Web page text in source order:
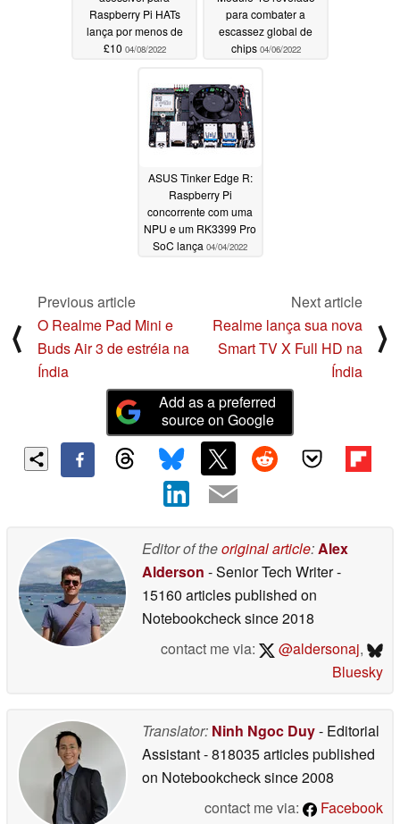
Raspberry Pi HATs
lança por menos de
£10 04/08/2022
para combater a
escassez global de
chips 04/06/2022
ASUS Tinker Edge R:
Raspberry Pi
concorrente com uma
NPU e um RK3399 Pro
SoC lança 04/04/2022
⟨
Previous article
O Realme Pad Mini e
Buds Air 3 de estréia na
Índia
Next article
Realme lança sua nova
Smart TV X Full HD na
Índia
⟩
Add as a preferred
source on Google
Editor of theoriginal article:Alex
Alderson - Senior Tech Writer-
15160 articles published on
Notebookchecksince 2018
contact me via:
@aldersonaj,
Bluesky
Translator: Ninh Ngoc Duy- Editorial
Assistant- 818035 articles published
on Notebookchecksince 2008
contact me via:
Facebook